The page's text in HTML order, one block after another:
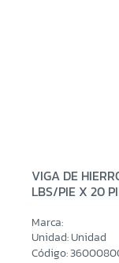
VIGA DE
LBS/PIE X 20
Marca:
Unidad: Unidad
Código: